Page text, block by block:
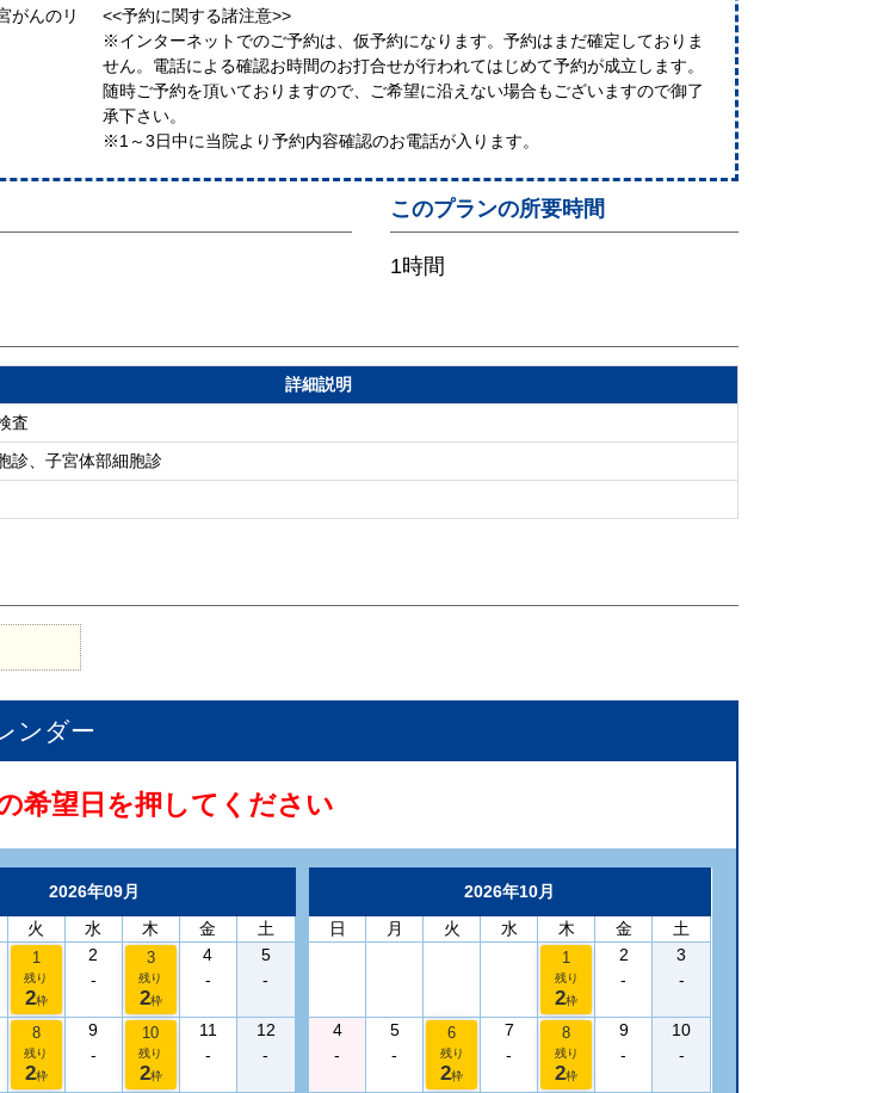
がんのリ
<<予約に関する諸注意>>
※インターネットでのご予約は、仮予約になります。予約はまだ確定しておりま
せん。電話による確認お時間のお打合せが行われてはじめて予約が成立します。
随時ご予約を頂いておりますので、ご希望に沿えない場合もございますので御了
承下さい。
※1～3日中に当院より予約内容確認のお電話が入ります。
このプランの所要時間
1時間
詳細説明
査
診、子宮体部細胞診
ンダー
希望日を押してください
2026年09月
火 水 木 金 土
1
残り
2枠
2
-
3
残り
2枠
4
-
5
-
8
残り
2枠
9
-
10
残り
2枠
11
-
12
-
2026年10月
日
月 火 水 木 金 土
1
残り
2枠
2
-
3
-
4
-
5
-
6
残り
2枠
7
-
8
残り
2枠
9
-
10
-